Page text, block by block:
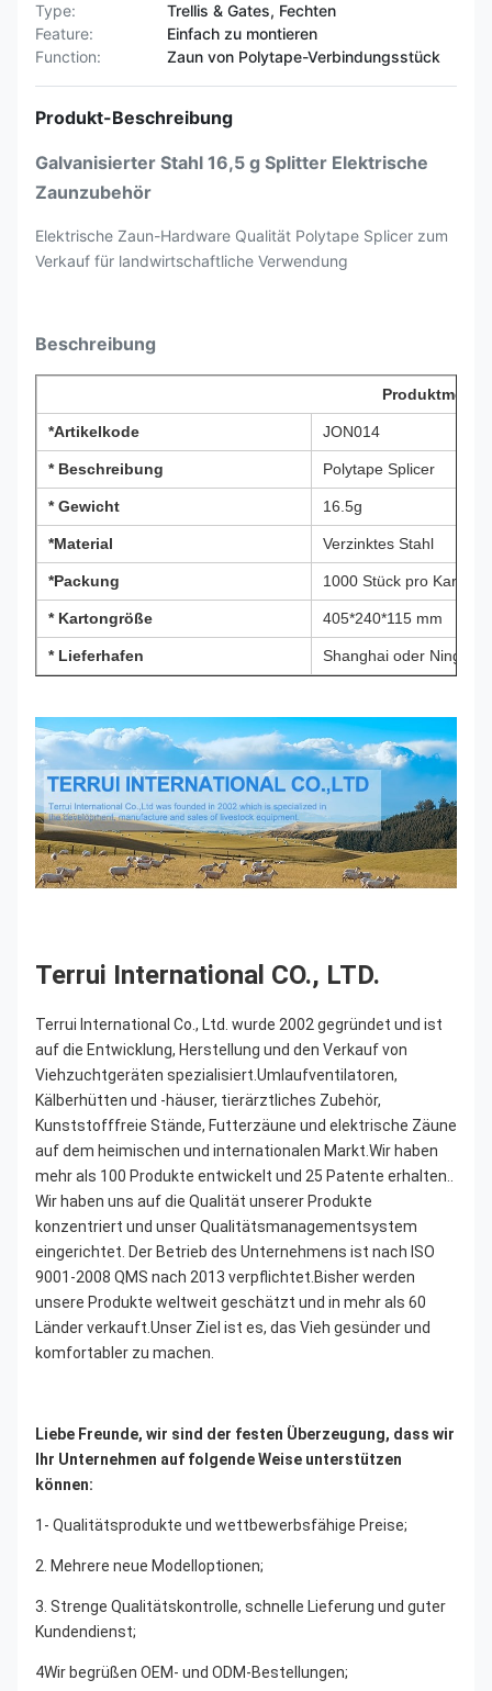
Type:
Trellis & Gates, Fechten
Feature:
Einfach zu montieren
Function:
Zaun von Polytape-Verbindungsstück
Produkt-Beschreibung
Galvanisierter Stahl 16,5 g Splitter Elektrische
Zaunzubehör
Elektrische Zaun-Hardware Qualität Polytape Splicer zum
Verkauf für landwirtschaftliche Verwendung
Beschreibung
*Artikelkode JON014
* Beschreibung Polytape Splicer
* Gewicht 16.5g
*Material Verzinktes Stahl
*Packung 1000 Stück pro Karton
* Kartongröße 405*240*115 mm
* Lieferhafen Shanghai oder Ningbo
Terrui International CO., LTD.
Terrui International Co., Ltd. wurde 2002 gegründet und ist
auf die Entwicklung, Herstellung und den Verkauf von
Viehzuchtgeräten spezialisiert.Umlaufventilatoren,
Kälberhütten und -häuser, tierärztliches Zubehör,
Kunststofffreie Stände, Futterzäune und elektrische Zäune
auf dem heimischen und internationalen Markt.Wir haben
mehr als 100 Produkte entwickelt und 25 Patente erhalten..
Wir haben uns auf die Qualität unserer Produkte
konzentriert und unser Qualitätsmanagementsystem
eingerichtet. Der Betrieb des Unternehmens ist nach ISO
9001-2008 QMS nach 2013 verpflichtet.Bisher werden
unsere Produkte weltweit geschätzt und in mehr als 60
Länder verkauft.Unser Ziel ist es, das Vieh gesünder und
komfortabler zu machen.
Liebe Freunde, wir sind der festen Überzeugung, dass wir
Ihr Unternehmen auf folgende Weise unterstützen
können:
1- Qualitätsprodukte und wettbewerbsfähige Preise;
2. Mehrere neue Modelloptionen;
3. Strenge Qualitätskontrolle, schnelle Lieferung und guter
Kundendienst;
4Wir begrüßen OEM- und ODM-Bestellungen;